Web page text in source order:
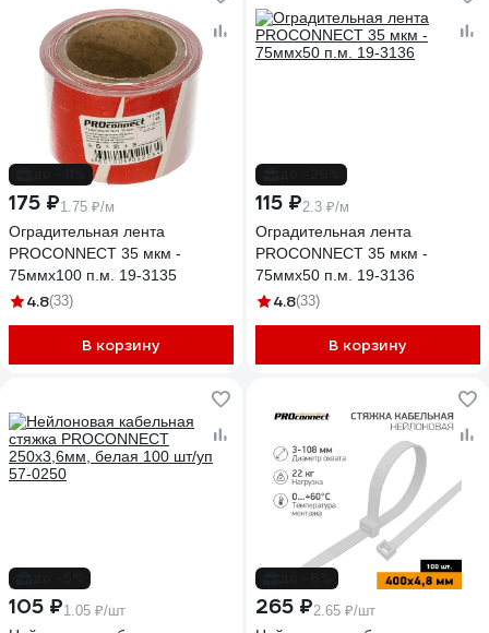
175 ₽1.75 ₽/м
Оградительная лента
PROCONNECT 35 мкм -
75ммх100 п.м. 19-3135
4.8(33)
В корзину
115 ₽2.3 ₽/м
Оградительная лента
PROCONNECT 35 мкм -
75ммх50 п.м. 19-3136
4.8(33)
В корзину
105 ₽1.05 ₽/шт 265 ₽2.65 ₽/шт